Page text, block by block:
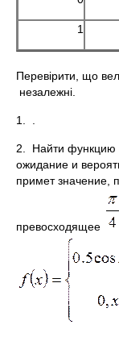
1 3/
Перевірити, що
незалежні.
1. .
2. Найти функцию
ожидание и
примет значение,
превосходящее